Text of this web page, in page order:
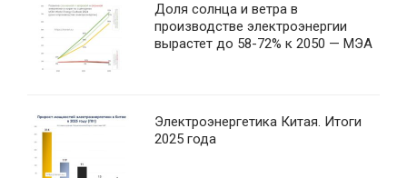
Доля солнца и ветра в
производстве электроэнергии
вырастет до 58-72% к 2050 — МЭА
Электроэнергетика Китая. Итоги
2025 года